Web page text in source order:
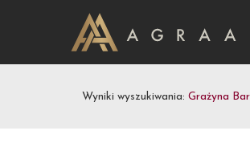
Wyniki wyszukiwania: Grażyna